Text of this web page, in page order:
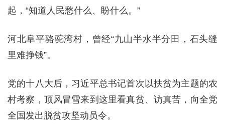
起，“知道人民愁什么、盼什么。”
河北阜平骆驼湾村，曾经“九山半水半分田，石头缝
里难挣钱”。
党的十八大后，习近平总书记首次以扶贫为主题的农
村考察，顶风冒雪来到这里看真贫、访真苦，向全党
全国发出脱贫攻坚动员令。